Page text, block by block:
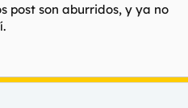
post son aburridos, y ya no